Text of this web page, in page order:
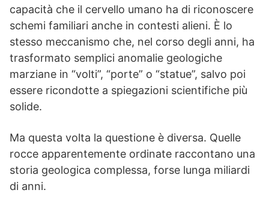
capacità che il cervello umano ha di riconoscere
schemi familiari anche in contesti alieni. È lo
stesso meccanismo che, nel corso degli anni, ha
trasformato semplici anomalie geologiche
marziane in “volti”, “porte” o “statue”, salvo poi
essere ricondotte a spiegazioni scientifiche più
solide.
Ma questa volta la questione è diversa. Quelle
rocce apparentemente ordinate raccontano una
storia geologica complessa, forse lunga miliardi
di anni.